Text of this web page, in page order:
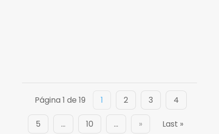
Página 1 de 19 1 2 3 4
5 ... 10 ... » Last »